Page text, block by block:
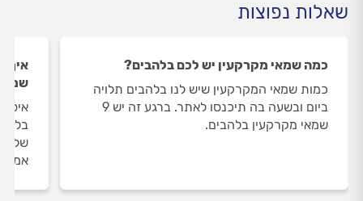
שאלות נפוצות
כמה שמאי מקרקעין יש לכם בלהבים?
כמות שמאי המקרקעין שיש לנו בלהבים תלויה
ביום ובשעה בה תיכנסו לאתר. ברגע זה יש 9
שמאי מקרקעין בלהבים.
איך